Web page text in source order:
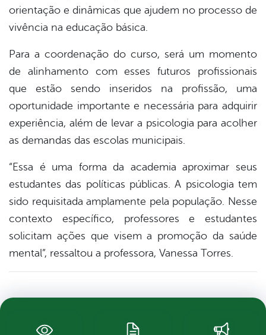
orientação e dinâmicas que ajudem no processo de
vivência na educação básica.
Para a coordenação do curso, será um momento
de alinhamento com esses futuros profissionais
que estão sendo inseridos na profissão, uma
oportunidade importante e necessária para adquirir
experiência, além de levar a psicologia para acolher
as demandas das escolas municipais.
“Essa é uma forma da academia aproximar seus
estudantes das políticas públicas. A psicologia tem
sido requisitada amplamente pela população. Nesse
contexto específico, professores e estudantes
solicitam ações que visem a promoção da saúde
mental”, ressaltou a professora, Vanessa Torres.